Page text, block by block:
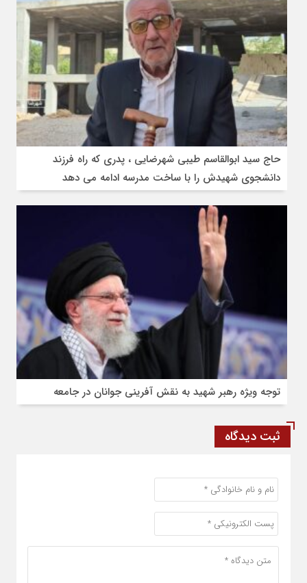
حاج سید ابوالقاسم طیبی شهرضایی ، پدری که راه فرزند
دانشجوی شهیدش را با ساخت مدرسه ادامه می دهد
توجه ویژه رهبر شهید به نقش آفرینی جوانان در جامعه
ثبت دیدگاه